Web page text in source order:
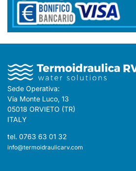
Sede Operativa:
Via Monte Luco, 13
05018 ORVIETO (TR)
ITALY
tel. 0763 63 01 32
info@termoidraulicarv.com